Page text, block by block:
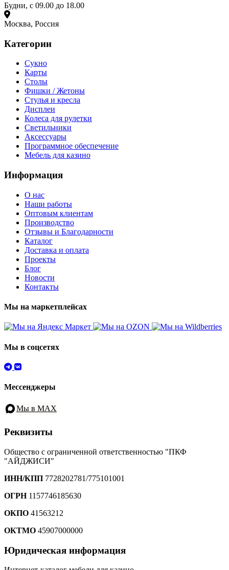
Будни, с 09.00 до 18.00
Москва, Россия
Категории
Сукно
Карты
Столы
Фишки / Жетоны
Стулья и кресла
Дисплеи
Колеса для рулетки
Светильники
Аксессуары
Программное обеспечение
Мебель для казино
Информация
О нас
Наши работы
Оптовым клиентам
Производство
Отзывы и Благодарности
Каталог
Доставка и оплата
Проекты
Блог
Новости
Контакты
Мы на маркетплейсах
Мы в соцсетях
Мессенджеры
Мы в MAX
Реквизиты
Общество с ограниченной ответственностью "ПКФ
"АЙДЖИСИ"
ИНН/КПП 7728202781/775101001
ОГРН1157746185630
ОКПО 41563212
ОКТМО 45907000000
Юридическая информация